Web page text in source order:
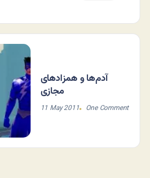
آدم‌ها و همزادهای
مجازی
11 May 2011 One Comment